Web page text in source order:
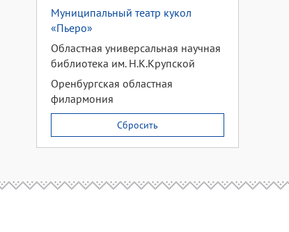
Муниципальный театр кукол
«Пьеро»
Областная универсальная научная
библиотека им. Н.К.Крупской
Оренбургская областная
филармония
Сбросить